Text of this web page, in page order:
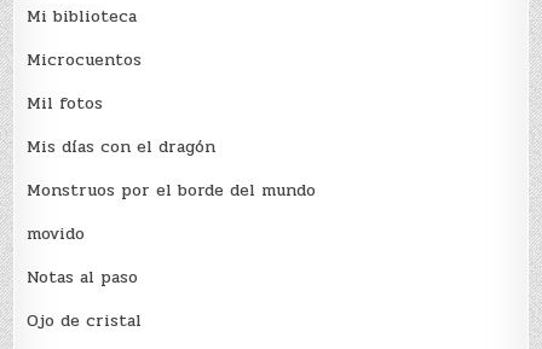
Mi biblioteca
Microcuentos
Mil fotos
Mis días con el dragón
Monstruos por el borde del mundo
movido
Notas al paso
Ojo de cristal